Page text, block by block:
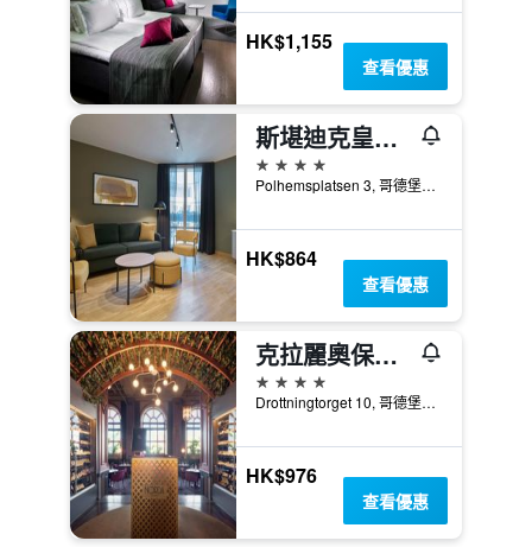
HK$1,155
查看優惠
斯堪迪克皇冠酒店
4星級
Polhemsplatsen 3, 哥德堡（瑞典）, 西約塔蘭, 瑞典
HK$864
查看優惠
克拉麗奧保斯特酒店
4星級
Drottningtorget 10, 哥德堡（瑞典）, 西約塔蘭, 瑞典
HK$976
查看優惠